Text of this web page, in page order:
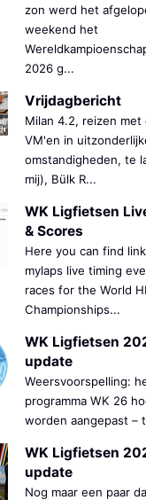
zon werd het
weekend het
2026 g...
Vrijdagbericht
Milan 4.2, reizen met
VM'en in
omstandigheden, te
mij), Bülk R...
WK Ligfietsen
& Scores
Here you can find
mylaps live timing
races for the World
Championships...
WK Ligfietsen
update
Weersvoorspelling:
programma WK 26
worden aangepast –
WK Ligfietsen
update
Nog maar een paar